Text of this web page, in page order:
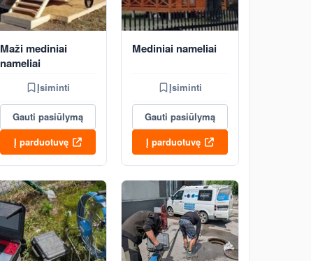
Maži mediniai
nameliai
Įsiminti
Gauti pasiūlymą
Į parduotuvę
Mediniai nameliai
Įsiminti
Gauti pasiūlymą
Į parduotuvę